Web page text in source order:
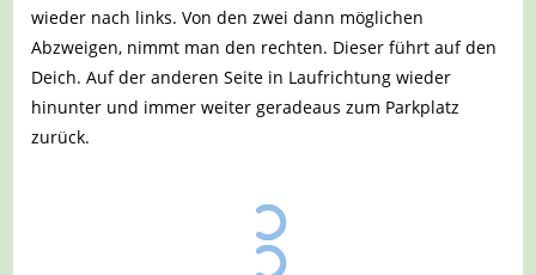
wieder nach links. Von den zwei dann möglichen
Abzweigen, nimmt man den rechten. Dieser führt auf den
Deich. Auf der anderen Seite in Laufrichtung wieder
hinunter und immer weiter geradeaus zum Parkplatz
zurück.